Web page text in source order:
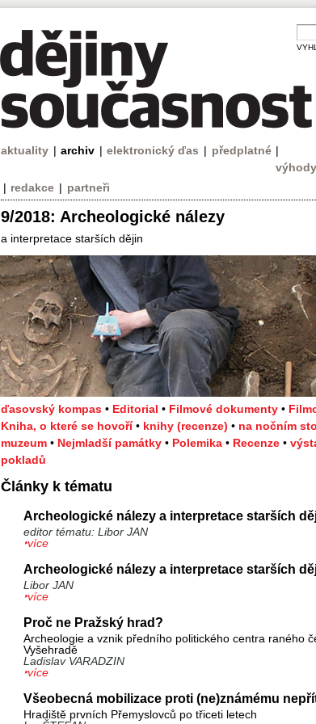
aktuality | archiv | elektronický ďas | předplatné |
| redakce | partneři
9/2018: Archeologické nálezy
a interpretace starších dějin
ďasovský kompas • Editorial • Filmové dokumenty •
Kniha, o které se hovoří• knihy (recenze) • na nočním
muzeum • Nejmladší památky • Polemika • Recenze •
pokladů
Články k tématu
Archeologické nálezy a interpretace starších
editor tématu: Libor JAN
‣více
Archeologické nálezy a interpretace starších
Libor JAN
‣více
Proč ne Pražský hrad?
Archeologie a vznik předního politického centra raného
Vyšehradě
Ladislav VARADZIN
‣více
Všeobecná mobilizace proti (ne)známému
Hradiště prvních Přemyslovců po třiceti letech